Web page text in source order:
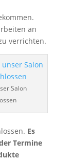
an
verrichten.
Salon
Es
Termine